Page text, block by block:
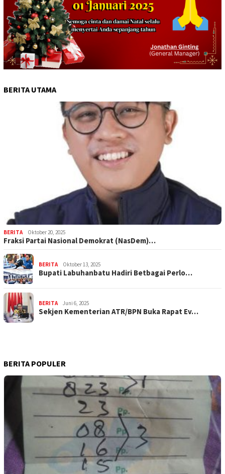
BERITA UTAMA
BERITA Oktober 20, 2025
Fraksi Partai Nasional Demokrat (NasDem)…
BERITA Oktober 13, 2025
Bupati Labuhanbatu Hadiri Betbagai Perlo…
BERITA Juni 6, 2025
Sekjen Kementerian ATR/BPN Buka Rapat Ev…
BERITA POPULER